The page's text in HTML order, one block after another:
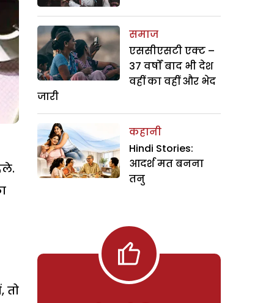
तो
समाज
एससीएसटी एक्ट –
37 वर्षों बाद भी देश
वहीं का वहीं और भेद
जारी
कहानी
Hindi Stories:
आदर्श मत बनना
तनु